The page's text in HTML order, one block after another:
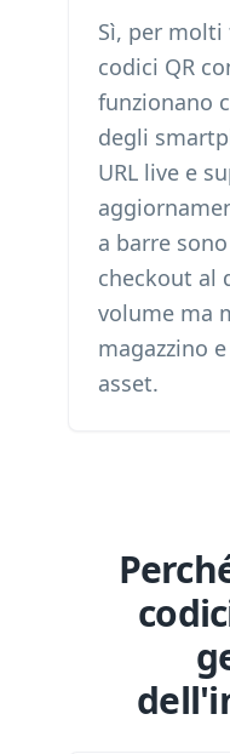
Sì, per
codici QR
funzionano
degli
URL live e
a barre
checkout al
volume ma
magazzino
asset.